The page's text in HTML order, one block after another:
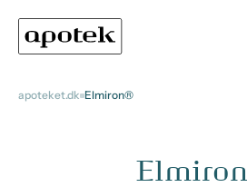
apoteket.dk Elmiron®